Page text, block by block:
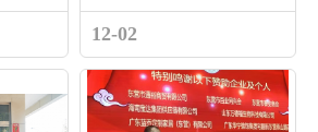
东营生产基地
12-02